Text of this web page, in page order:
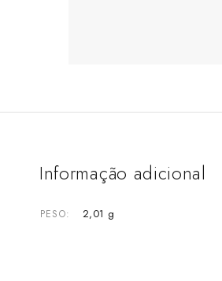
Informação adicional
PESO 2,01 g